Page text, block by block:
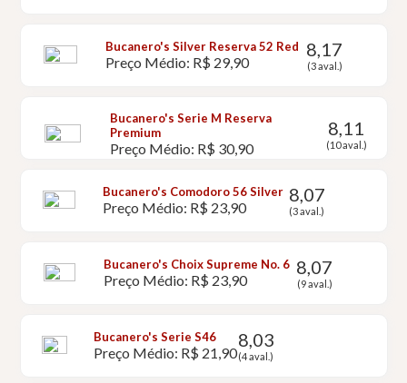
Bucanero's Silver Reserva 52 Red
Preço Médio: R$ 29,90
8,17
(3 aval.)
Bucanero's Serie M Reserva
Premium
Preço Médio: R$ 30,90
8,11
(10 aval.)
Bucanero's Comodoro 56 Silver
Preço Médio: R$ 23,90
8,07
(3 aval.)
Bucanero's Choix Supreme No. 6
Preço Médio: R$ 23,90
8,07
(9 aval.)
Bucanero's Serie S46
Preço Médio: R$ 21,90
8,03
(4 aval.)